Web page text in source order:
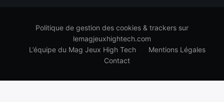
Politique de gestion des cookies & trackers sur
lemagjeuxhightech.com
L’équipe du Mag Jeux High Tech
Mentions Légales
Contact